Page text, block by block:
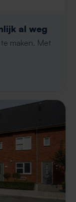
al weg
maken. Met